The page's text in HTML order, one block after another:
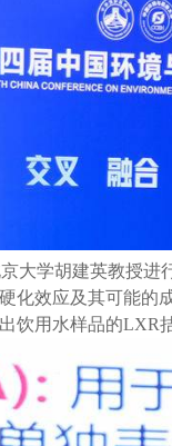
大学胡建英教授进
化效应及其可能的
饮用水样品的LXR